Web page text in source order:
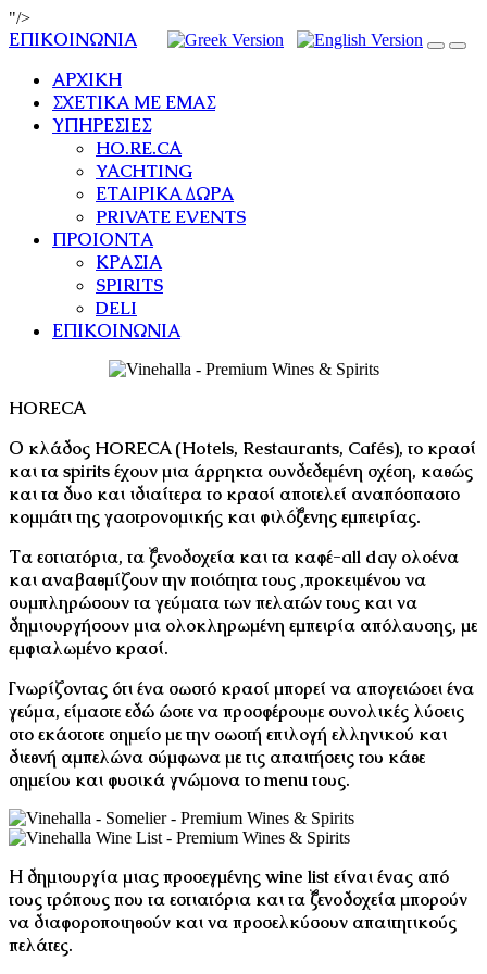
"/>
ΕΠΙΚΟΙΝΩΝΙΑ
ΑΡΧΙΚΗ
ΣΧΕΤΙΚΑ ΜΕ ΕΜΑΣ
ΥΠΗΡΕΣΙΕΣ
HO.RE.CA
YACHTING
ΕΤΑΙΡΙΚΑ ΔΩΡΑ
PRIVATE EVENTS
ΠΡΟΙΟΝΤΑ
ΚΡΑΣΙΑ
SPIRITS
DELI
ΕΠΙΚΟΙΝΩΝΙΑ
HORECA
Ο κλάδος HORECA (Hotels, Restaurants, Cafés), το κρασί
και τα spirits έχουν μια άρρηκτα συνδεδεμένη σχέση, καθώς
και τα δυο και ιδιαίτερα το κρασί αποτελεί αναπόσπαστο
κομμάτι της γαστρονομικής και φιλόξενης εμπειρίας.
Τα εστιατόρια, τα ξενοδοχεία και τα καφέ-all day ολοένα
και αναβαθμίζουν την ποιότητα τους ,προκειμένου να
συμπληρώσουν τα γεύματα των πελατών τους και να
δημιουργήσουν μια ολοκληρωμένη εμπειρία απόλαυσης, με
εμφιαλωμένο κρασί.
Γνωρίζοντας ότι ένα σωστό κρασί μπορεί να απογειώσει ένα
γεύμα, είμαστε εδώ ώστε να προσφέρουμε συνολικές λύσεις
στο εκάστοτε σημείο με την σωστή επιλογή ελληνικού και
διεθνή αμπελώνα σύμφωνα με τις απαιτήσεις του κάθε
σημείου και φυσικά γνώμονα το menu τους.
Η δημιουργία μιας προσεγμένης wine list είναι ένας από
τους τρόπους που τα εστιατόρια και τα ξενοδοχεία μπορούν
να διαφοροποιηθούν και να προσελκύσουν απαιτητικούς
πελάτες.